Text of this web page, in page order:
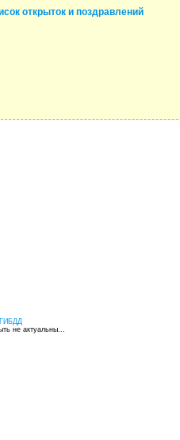
открыток и поздравлений
не актуальны...